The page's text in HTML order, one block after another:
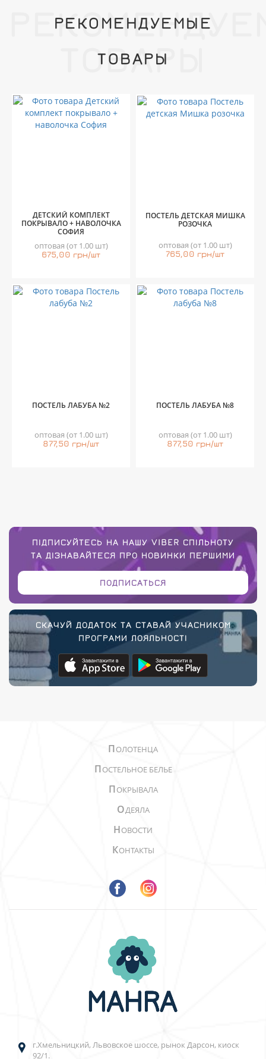
РЕКОМЕНДУЕМЫЕ
ТОВАРЫ
ТОВАРЫ
ДЕТСКИЙ КОМПЛЕКТ
ПОКРЫВАЛО + НАВОЛОЧКА
СОФИЯ
оптовая (от 1.00 шт)
675,00 грн/шт
ПОСТЕЛЬ ДЕТСКАЯ МИШКА
РОЗОЧКА
оптовая (от 1.00 шт)
765,00 грн/шт
ПОСТЕЛЬ ЛАБУБА №2
оптовая (от 1.00 шт)
877,50 грн/шт
ПОСТЕЛЬ ЛАБУБА №8
оптовая (от 1.00 шт)
877,50 грн/шт
ПІДПИСУЙТЕСЬ НА НАШУ VIBER СПІЛЬНОТУ
ТА ДІЗНАВАЙТЕСЯ ПРО НОВИНКИ ПЕРШИМИ
ПОДПИСАТЬСЯ
СКАЧУЙ ДОДАТОК ТА СТАВАЙ УЧАСНИКОМ
ПРОГРАМИ ЛОЯЛЬНОСТІ
ПОЛОТЕНЦА
ПОСТЕЛЬНОЕ БЕЛЬЕ
ПОКРЫВАЛА
ОДЕЯЛА
НОВОСТИ
КОНТАКТЫ
г.Хмельницкий, Львовское шоссе, рынок Дарсон, киоск
92/1.